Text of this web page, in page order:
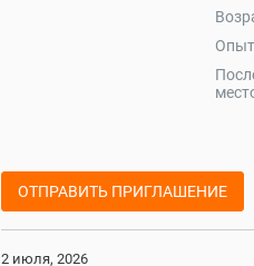
ОТПРАВИТЬ ПРИГЛАШЕНИЕ
2 июля, 2026